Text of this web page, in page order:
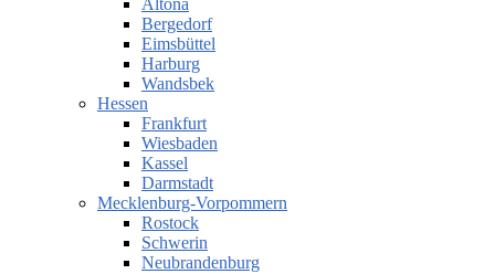
Altona
Bergedorf
Eimsbüttel
Harburg
Wandsbek
Hessen
Frankfurt
Wiesbaden
Kassel
Darmstadt
Mecklenburg-Vorpommern
Rostock
Schwerin
Neubrandenburg